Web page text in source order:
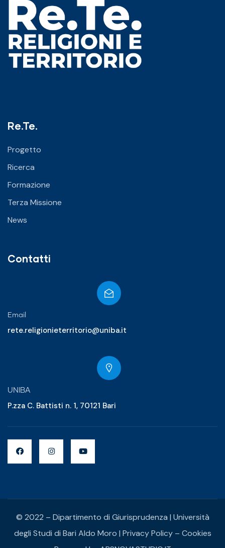
Re.Te.
Progetto
Ricerca
Formazione
Terza Missione
News
Contatti
Email
rete.religionieterritorio@uniba.it
UNIBA
P.zza C. Battisti n. 1, 70121 Bari
© 2022 – Dipartimento di Giurisprudenza | Università
degli Studi di Bari Aldo Moro | Privacy Policy– Cookies